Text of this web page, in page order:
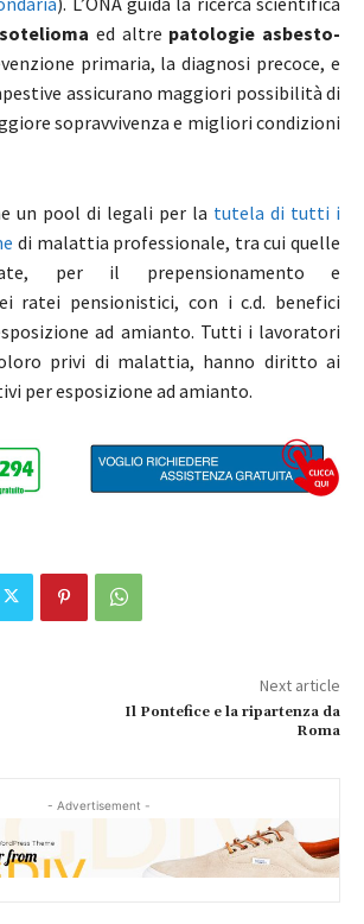
ed altre patologie asbesto-
primaria, la diagnosi precoce, e
assicurano maggiori possibilità di
sopravvivenza e migliori condizioni
un pool di legali per la tutela di tutti i
di malattia professionale, tra cui quelle
per il prepensionamento e
ratei pensionistici, con i c.d. benefici
ad amianto. Tutti i lavoratori
privi di malattia, hanno diritto ai
per esposizione ad amianto.
Next article
Il Pontefice e la ripartenza da
Roma
- Advertisement -